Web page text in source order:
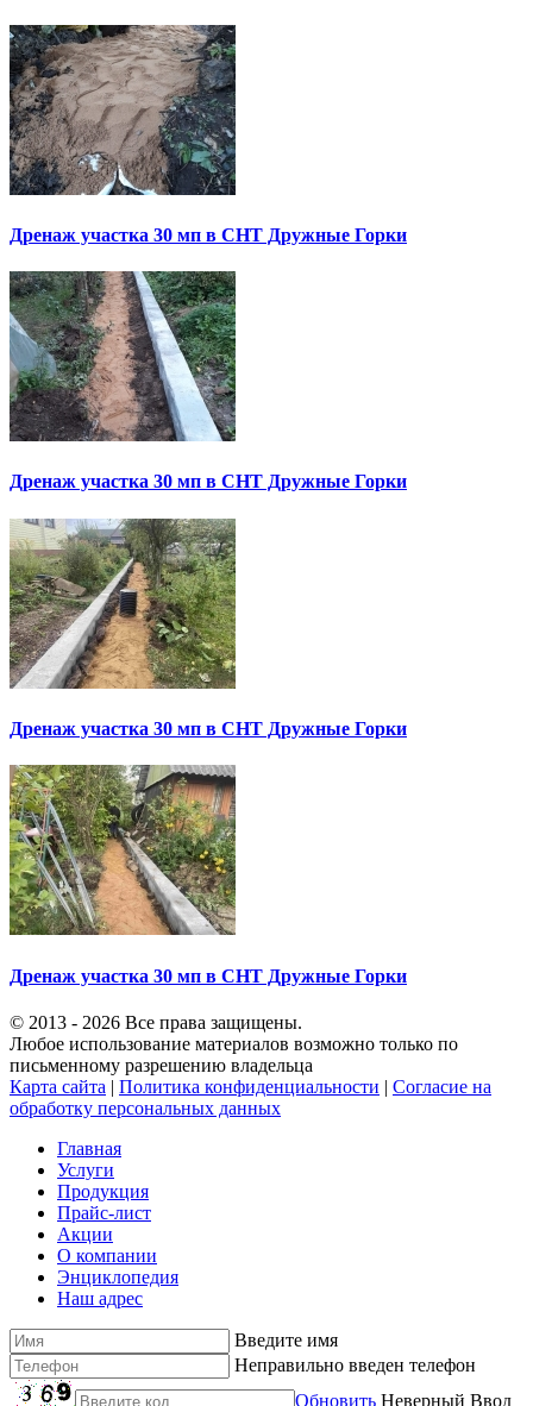
Дренаж участка 30 мп в СНТ Дружные Горки
Дренаж участка 30 мп в СНТ Дружные Горки
Дренаж участка 30 мп в СНТ Дружные Горки
Дренаж участка 30 мп в СНТ Дружные Горки
© 2013 - 2026 Все права защищены.
Любое использование материалов возможно только по
письменному разрешению владельца
Карта сайта | Политика конфиденциальности | Согласие на
обработку персональных данных
Главная
Услуги
Продукция
Прайс-лист
Акции
О компании
Энциклопедия
Наш адрес
Введите имя
Неправильно введен телефон
Обновить Неверный Ввод